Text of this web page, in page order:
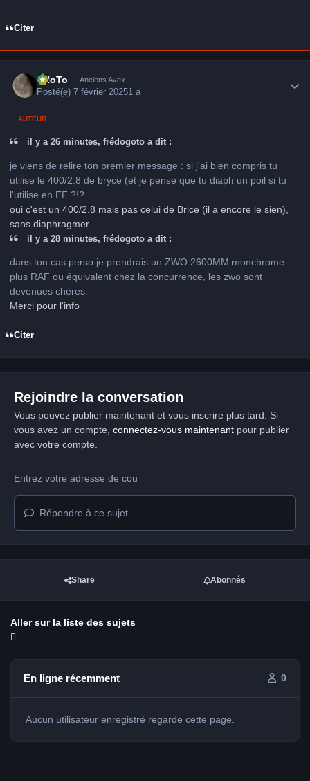
Citer
FHoTo Anciens Avex
Posté(e) 7 février 20251 a
AUTEUR
il y a 26 minutes, frédogoto a dit :
je viens de relire ton premier message : si j'ai bien compris tu
utilise le 400/2.8 de bryce (et je pense que tu diaph un poil si tu
l'utilise en FF ?!?
oui c'est un 400/2.8 mais pas celui de Brice (il a encore le sien),
sans diaphragmer.
il y a 28 minutes, frédogoto a dit :
dans ton cas perso je prendrais un ZWO 2600MM monchrome
plus RAF ou équivalent chez la concurrence, les zwo sont
devenues chères.
Merci pour l'info
Citer
Rejoindre la conversation
Vous pouvez publier maintenant et vous inscrire plus tard. Si
vous avez un compte, connectez-vous maintenantpour publier
avec votre compte.
Répondre à ce sujet…
Share Abonnés
Aller sur la liste des sujets
En ligne récemment 0
Aucun utilisateur enregistré regarde cette page.